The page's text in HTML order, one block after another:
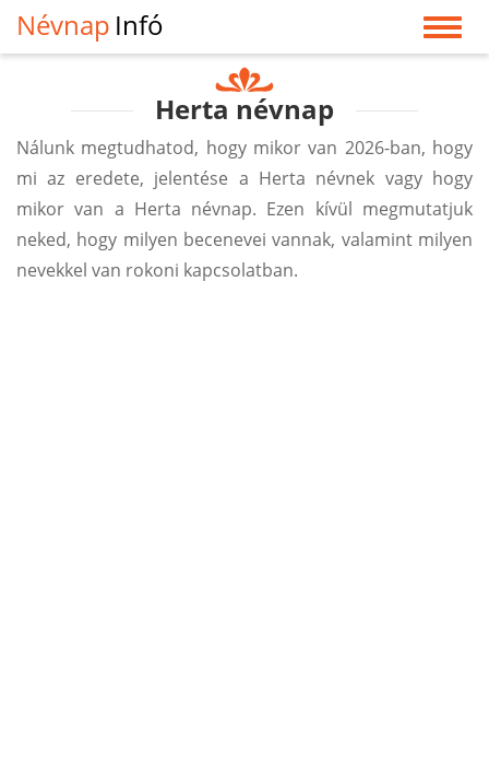
Névnap Infó
Herta névnap
Nálunk megtudhatod, hogy mikor van 2026-ban, hogy
mi az eredete, jelentése a Herta névnek vagy hogy
mikor van a Herta névnap. Ezen kívül megmutatjuk
neked, hogy milyen becenevei vannak, valamint milyen
nevekkel van rokoni kapcsolatban.